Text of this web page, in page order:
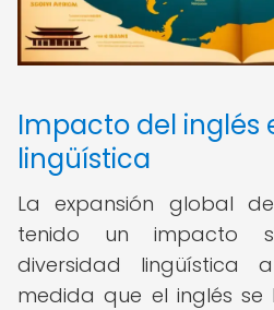
Impacto del inglés
lingüística
La expansión global
tenido un impacto
diversidad lingüística
medida que el inglés